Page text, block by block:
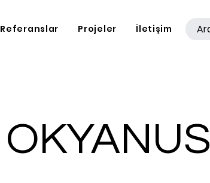
Referanslar Projeler İletişim
OKYANUS